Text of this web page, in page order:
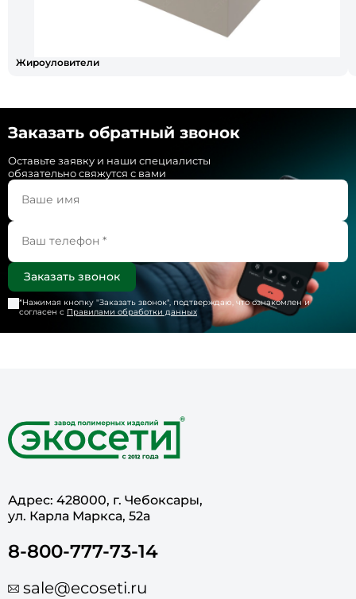
Жироуловители
Заказать обратный звонок
Оставьте заявку и наши специалисты
обязательно свяжутся с вами
*Нажимая кнопку "Заказать звонок", подтверждаю, что ознакомлен и
согласен с Правилами обработки данных
Адрес: 428000, г. Чебоксары,
ул. Карла Маркса, 52а
8-800-777-73-14
sale@ecoseti.ru